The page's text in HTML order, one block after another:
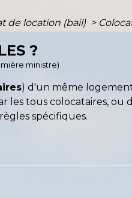
de location (bail) >
?
ministre)
) d'un même
tous colocataires, ou
spécifiques.